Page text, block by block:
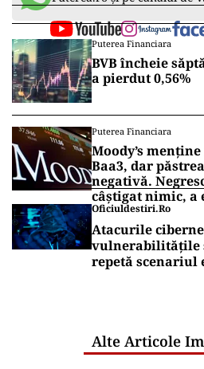
Puterea Financiara
BVB încheie
a pierdut 0,56%
Puterea Financiara
Moody’s
Baa3, dar
negativă.
câștigat nimic, a
Oficiuldestiri.ro
Atacurile
vulnerabilitățile
repetă scenariul
Alte Articole